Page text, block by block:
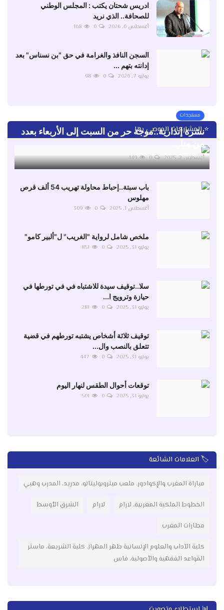
ادريس شحتان يكتب : المجلس الوطني
للصحافة.. الذي نريد
أغسطس 6, 2026
0
168
السجن النافذ والغرامة في حق "بن نسناس" بعد
إدانته بتهم ...
يوليو 7, 2026
0
98
⭐ المشاركات الموصى بها
مستجدات
نشرة إنذارية..موجة حر من السبت إلى الأربعاء بعدد
من منا...
أغسطس 2, 2025 0
449
باب سبتة..إحباط محاولة تهريب 54 ألف قرص
مهلوس
أغسطس 1, 2025
0
309
ملخص شامل لرواية "الغريب" ل"ألبير كامو"
يوليو 31, 2025
0
851
سلا..توقيف سيدة للاشتباه في في تورطها في
حيازة وترويج ا...
يوليو 31, 2025
0
281
توقيف ثلاثة أشخاص يشتبه تورطهم في قضية
تتعلق بالنصب وال...
يوليو 31, 2025
0
447
توقعات أحوال الطقس لنهار اليوم
يوليو 31, 2025
0
501
🏷️ العلامات الشائعة
مباراة المغرب والإكوادور، ملعب ميتروبوليتانو، مدريد، المدرب وهبي
الخطوط الملكية المغربية، لارام لارام الشرق الأوسط
مطارات المغرب
كلية الآداب والعلوم الإنسانية ظهر المهراز، كلية الشريعة، ماستر
القواعد الفقهية والأصولية، فاس